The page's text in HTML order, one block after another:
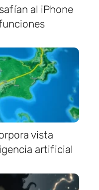
al iPhone
vista
artificial